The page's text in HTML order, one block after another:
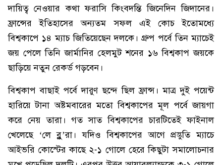
দায়িত্ব নেওয়ার কথা ফরাসি কিংবদন্তি জিনেদিন জিদানের।
ফ্রান্সের ইতিহাসের অন্যতম সফল এই কোচ ইতোমধ্যে
বিশ্বকাপে ১৪ ম্যাচ জিতিয়েছেন দলকে। গ্রুপ পর্বে তিন ম্যাচেই
জয় পেলে তিনি জার্মানির হেলমুট শনের ১৬ বিশ্বকাপ জয়কে
ছাড়িয়ে নতুন রেকর্ড গড়বেন।
বিশ্বকাপ বাছাই পর্বে দারুণ ছন্দে ছিল ফ্রান্স। মাত্র দুই পয়েন্ট
হারিয়ে টানা অষ্টমবারের মতো বিশ্বকাপের মূল পর্বে জায়গা
করে নেয় তারা। গত সাত বিশ্বকাপের চারটিতেই ফাইনাল
খেলেছে ‘লে ব্লু’রা। যদিও বিশ্বকাপের আগে প্রস্তুতি ম্যাচে
আইভরি কোস্টের কাছে ২-১ গোলে হেরে কিছুটা সমালোচনার